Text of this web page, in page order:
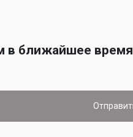
в ближайшее время